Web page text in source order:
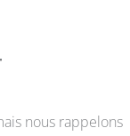
nous rappelons